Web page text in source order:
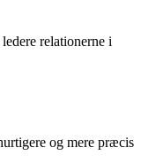
relationerne i
og mere præcis